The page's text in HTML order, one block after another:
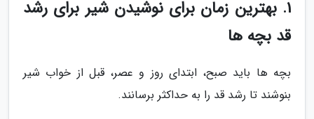
1. بهترین زمان برای نوشیدن شیر برای رشد
قد بچه ها
بچه ها باید صبح، ابتدای روز و عصر، قبل از خواب شیر
بنوشند تا رشد قد را به حداکثر برسانند.